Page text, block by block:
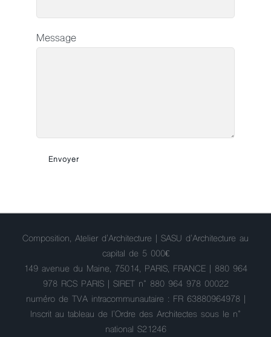
Message
Composition, Atelier d'Architecture | SASU d'Architecture au
capital de 5 000€
149 avenue du Maine, 75014, PARIS, FRANCE | 880 964
978 RCS PARIS | SIRET n° 880 964 978 00022
numéro de TVA intracommunautaire : FR 63880964978 |
Inscrit au tableau de l'Ordre des Architectes sous le n°
national S21246